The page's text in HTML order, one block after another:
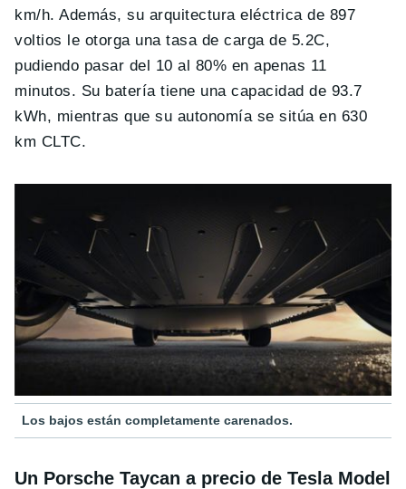
km/h. Además, su arquitectura eléctrica de 897
voltios le otorga una tasa de carga de 5.2C,
pudiendo pasar del 10 al 80% en apenas 11
minutos. Su batería tiene una capacidad de 93.7
kWh, mientras que su autonomía se sitúa en 630
km CLTC.
Los bajos están completamente carenados.
Un Porsche Taycan a precio de Tesla Model